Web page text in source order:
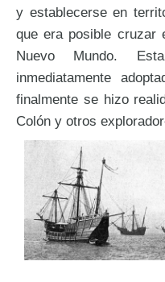
y establecerse en
que era posible cruzar
Nuevo Mundo.
inmediatamente
finalmente se hizo
Colón y otros